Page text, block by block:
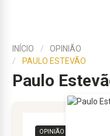
INÍCIO
OPINIÃO
PAULO ESTEVÃO
Paulo
OPINIÃO